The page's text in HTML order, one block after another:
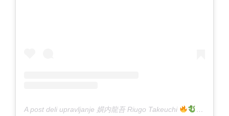
A post deli upravljanje 嫹内龍吾 Riugo Takeuchi